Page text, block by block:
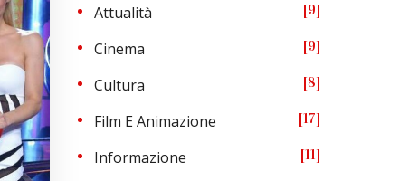
Attualità 9
Cinema 9
Cultura 8
Film E Animazione 17
Informazione 11